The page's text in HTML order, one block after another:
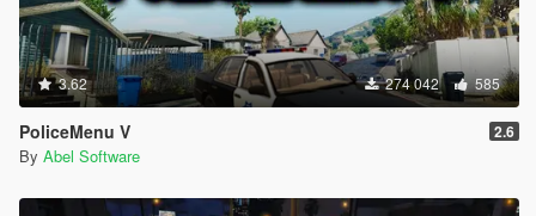
3.62 274 042 585
PoliceMenu V 2.6
By Abel Software